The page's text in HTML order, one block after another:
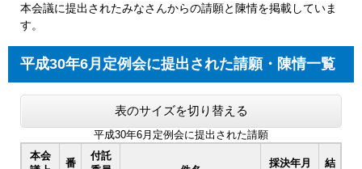
本会議に提出されたみなさんからの請願と陳情を掲載していま
す。
平成30年6月定例会に提出された請願・陳情一覧
表のサイズを切り替える
本会
番
付託
採決年月
結
平成30年6月定例会に提出された請願